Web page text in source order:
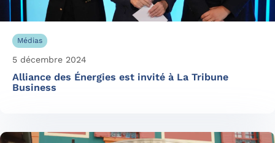
Médias
5 décembre 2024
Alliance des Énergies est invité à La Tribune
Business